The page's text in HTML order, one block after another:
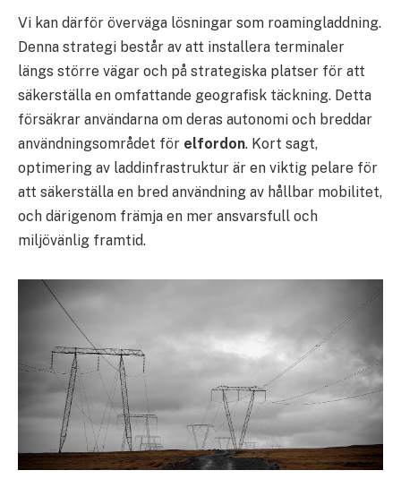
Vi kan därför överväga lösningar som roamingladdning.
Denna strategi består av att installera terminaler
längs större vägar och på strategiska platser för att
säkerställa en omfattande geografisk täckning. Detta
försäkrar användarna om deras autonomi och breddar
användningsområdet för elfordon. Kort sagt,
optimering av laddinfrastruktur är en viktig pelare för
att säkerställa en bred användning av hållbar mobilitet,
och därigenom främja en mer ansvarsfull och
miljövänlig framtid.